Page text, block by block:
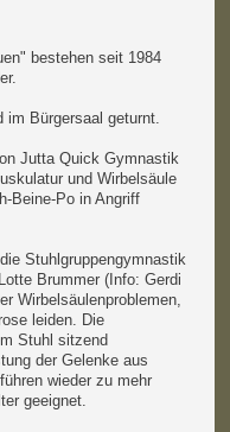
bestehen seit 1984
im Bürgersaal geturnt.
Jutta Quick Gymnastik
und Wirbelsäule
Beine-Po in Angriff
Stuhlgruppengymnastik
Brummer (Info: Gerdi
Wirbelsäulenproblemen,
leiden. Die
Stuhl sitzend
der Gelenke aus
wieder zu mehr
geeignet.